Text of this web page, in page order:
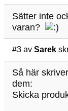
Sätter inte
varan?
#3 av Sarek
Så här
dem:
Skicka